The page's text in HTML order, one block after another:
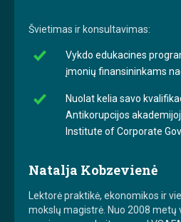
Švietimas ir konsultavimas:
Vykdo edukacines
įmonių finansininkams
Nuolat kelia savo
Antikorupcijos
Institute of Corporate
Natalja Kobzevienė
Lektorė praktikė, ekonomikos ir
mokslų magistrė. Nuo 2008 metų